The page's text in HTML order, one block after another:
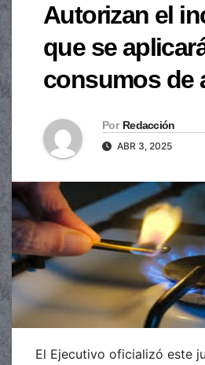
Autorizan el
que se
consumos de
Por Redacción
ABR 3, 2025
El Ejecutivo oficializó este